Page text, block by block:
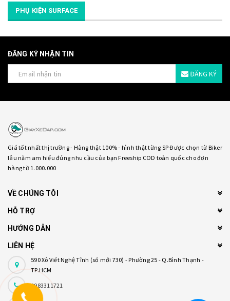
PHỤ KIỆN SURFACE
ĐĂNG KÝ NHẬN TIN
ĐĂNG KÝ
Giá tốt nhất thị trường - Hàng thật 100% - hình thật từng SP Được chọn từ Biker
lâu năm am hiểu đúng nhu cầu của bạn Freeship COD toàn quốc cho đơn
hàng từ 1.000.000
VỀ CHÚNG TÔI
HỖ TRỢ
HƯỚNG DẪN
LIÊN HỆ
590 Xô Viết Nghệ Tĩnh (số mới 730) - Phường 25 - Q.Bình Thạnh -
TP.HCM
0983311721